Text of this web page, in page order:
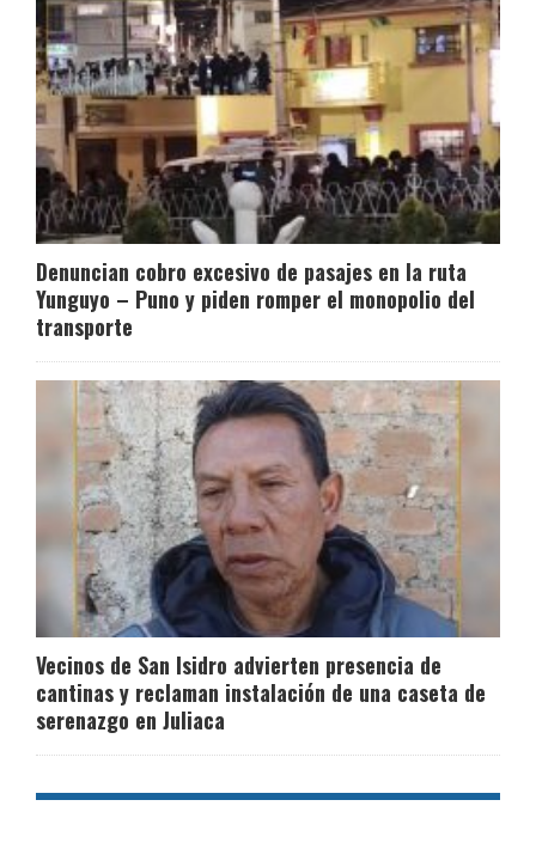
Denuncian cobro excesivo de pasajes en la ruta
Yunguyo – Puno y piden romper el monopolio del
transporte
Vecinos de San Isidro advierten presencia de
cantinas y reclaman instalación de una caseta de
serenazgo en Juliaca